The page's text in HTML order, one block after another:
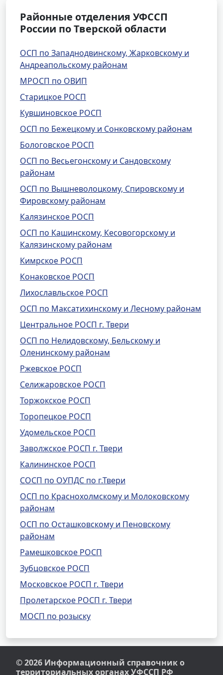
Районные отделения УФССП
России по Тверской области
ОСП по Западнодвинскому, Жарковскому и
Андреапольскому районам
МРОСП по ОВИП
Старицкое РОСП
Кувшиновское РОСП
ОСП по Бежецкому и Сонковскому районам
Бологовское РОСП
ОСП по Весьегонскому и Сандовскому
районам
ОСП по Вышневолоцкому, Спировскому и
Фировскому районам
Калязинское РОСП
ОСП по Кашинскому, Кесовогорскому и
Калязинскому районам
Кимрское РОСП
Конаковское РОСП
Лихославльское РОСП
ОСП по Максатихинскому и Лесному районам
Центральное РОСП г. Твери
ОСП по Нелидовскому, Бельскому и
Оленинскому районам
Ржевское РОСП
Селижаровское РОСП
Торжокское РОСП
Торопецкое РОСП
Удомельское РОСП
Заволжское РОСП г. Твери
Калининское РОСП
СОСП по ОУПДС по г.Твери
ОСП по Краснохолмскому и Молоковскому
районам
ОСП по Осташковскому и Пеновскому
районам
Рамешковское РОСП
Зубцовское РОСП
Московское РОСП г. Твери
Пролетарское РОСП г. Твери
МОСП по розыску
© 2026 Информационный справочник о
территориальных органах УФССП РФ